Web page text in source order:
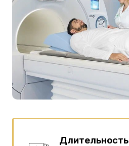
Длительность